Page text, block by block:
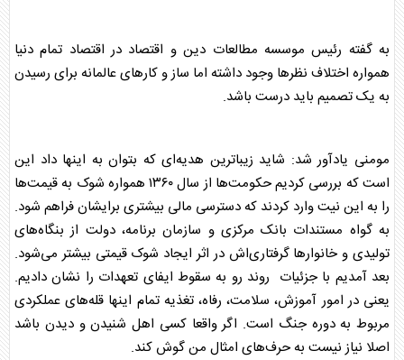
به گفته رئیس موسسه مطالعات دین و اقتصاد در اقتصاد تمام دنیا
همواره اختلاف نظرها وجود داشته اما ساز و کارهای عالمانه برای رسیدن
به یک تصمیم باید درست باشد.
مومنی یادآور شد: شاید زیباترین هدیه‌ای که بتوان به اینها داد این
است که بررسی کردیم حکومت‌ها از سال ۱۳۶۰ همواره شوک به قیمت‌ها
را به این نیت وارد کردند که دسترسی مالی بیشتری برایشان فراهم شود.
به گواه مستندات بانک مرکزی و سازمان برنامه، دولت از بنگاه‌های
تولیدی و خانوارها گرفتاری‌اش در اثر ایجاد شوک قیمتی بیشتر می‌شود.
بعد آمدیم با جزئیات روند رو به سقوط ایفای تعهدات را نشان دادیم.
یعنی در امور آموزش، سلامت، رفاه، تغذیه تمام اینها قله‌های عملکردی
مربوط به دوره جنگ است. اگر واقعا کسی اهل شنیدن و دیدن باشد
اصلا نیاز نیست به حرف‌های امثال من گوش کند.